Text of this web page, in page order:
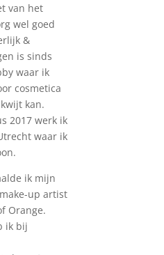
van het
wel goed
&
is sinds
waar ik
cosmetica
kan.
2017 werk ik
waar ik
ik mijn
up artist
Orange.
ik bij